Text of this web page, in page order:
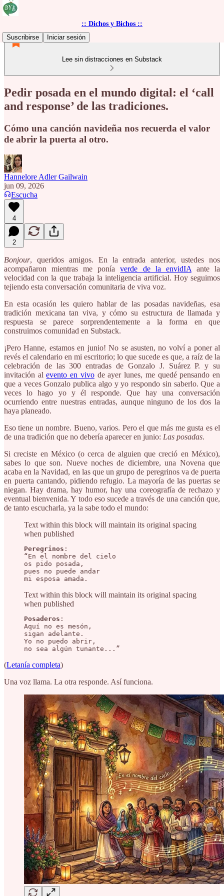
:: Dichos y Bichos ::
Suscribirse
Iniciar sesión
Lee sin distracciones en Substack
Pedir posada en el mundo digital: el ‘call
and response’ de las tradiciones.
Cómo una canción navideña nos recuerda el valor
de abrir la puerta al otro.
Hannelore Adler Gailwain
jun 09, 2026
Escucha
4
2
Bonjour, queridos amigos. En la entrada anterior, ustedes nos
acompañaron mientras me poníaverde de la envidIA ante la
velocidad con la que trabaja la inteligencia artificial. Hoy seguimos
tejiendo esta conversación comunitaria de viva voz.
En esta ocasión les quiero hablar de las posadas navideñas, esa
tradición mexicana tan viva, y cómo su estructura de llamada y
respuesta se parece sorprendentemente a la forma en que
construimos comunidad en Substack.
¡Pero Hanne, estamos en junio! No se asusten, no volví a poner al
revés el calendario en mi escritorio; lo que sucede es que, a raíz de la
celebración de las 300 entradas de Gonzalo J. Suárez P. y su
invitación alevento en vivode ayer lunes, me quedé pensando en
que a veces Gonzalo publica algo y yo respondo sin saberlo. Que a
veces lo hago yo y él responde. Que hay una conversación
ocurriendo entre nuestras entradas, aunque ninguno de los dos la
haya planeado.
Eso tiene un nombre. Bueno, varios. Pero el que más me gusta es el
de una tradición que no debería aparecer en junio: Las posadas.
Si creciste en México (o cerca de alguien que creció en México),
sabes lo que son. Nueve noches de diciembre, una Novena que
acaba en la Navidad, en las que un grupo de peregrinos va de puerta
en puerta cantando, pidiendo refugio. La mayoría de las puertas se
niegan. Hay drama, hay humor, hay una coreografía de rechazo y
eventual bienvenida. Y todo eso sucede a través de una canción que,
de tanto escucharla, ya la sabe todo el mundo:
Text within this block will maintain its original spacing
when published
Peregrinos :
“En el nombre del cielo
os pido posada,
pues no puede andar
mi esposa amada.
Text within this block will maintain its original spacing
when published
Posaderos :
Aquí no es mesón,
sigan adelante.
Yo no puedo abrir,
no sea algún tunante...”
(Letanía completa)
Una voz llama. La otra responde. Así funciona.